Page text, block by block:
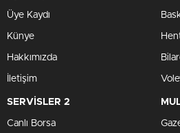
Üye Kaydı
Künye
Hakkımızda
İletişim
SERVİSLER 2
Canlı Borsa